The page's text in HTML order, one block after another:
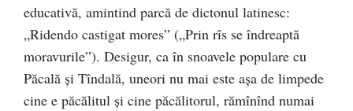
educativă, amintind parcă de dictonul latinesc:
„Ridendo castigat mores” („Prin rîs se îndreaptă
moravurile”). Desigur, ca în snoavele populare cu
Păcală şi Tîndală, uneori nu mai este aşa de limpede
cine e păcălitul şi cine păcălitorul, rămînînd numai